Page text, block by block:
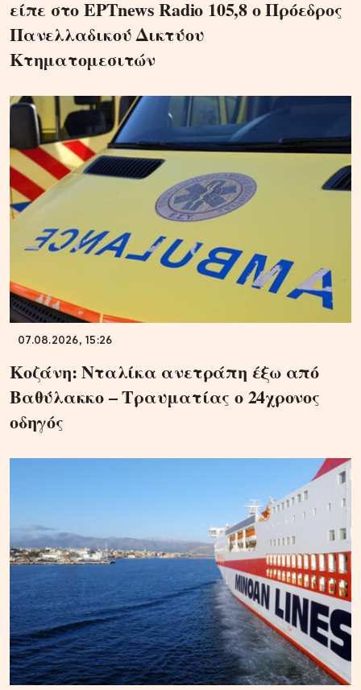
είπε στο ΕΡΤnews Radio 105,8 ο Πρόεδρος
Πανελλαδικού Δικτύου
Κτηματομεσιτών
07.08.2026, 15:26
Κοζάνη: Νταλίκα ανετράπη έξω από
Βαθύλακκο – Τραυματίας ο 24χρονος
οδηγός